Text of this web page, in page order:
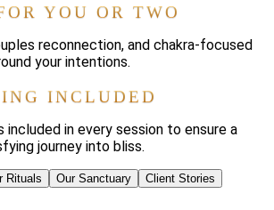
YOU OR TWO
reconnection, and chakra-focused
your intentions.
INCLUDED
included in every session to ensure a
journey into bliss.
Rituals Our Sanctuary Client Stories